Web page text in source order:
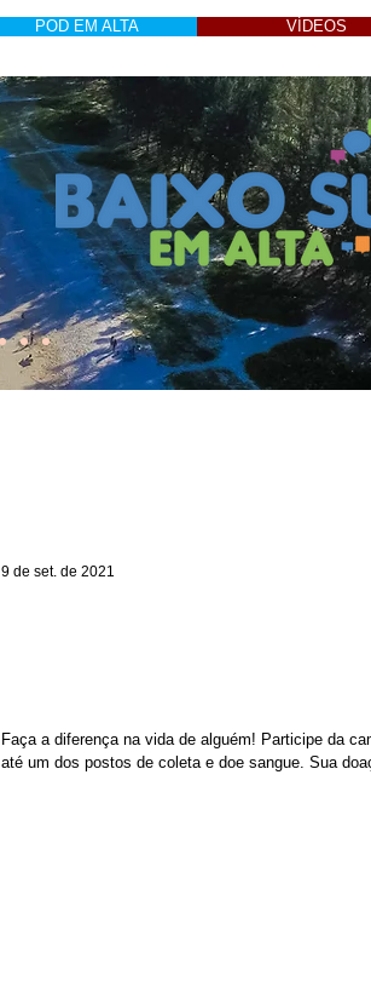
POD EM ALTA VÍDEOS
Faça a diferença na vida de alguém! Participe da
até um dos postos de coleta e doe sangue. Sua
9 de set. de 2021